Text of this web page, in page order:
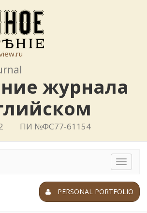
журнала
ПИ №ФС77-61154
Toggle
PERSONAL PORTFOLIO